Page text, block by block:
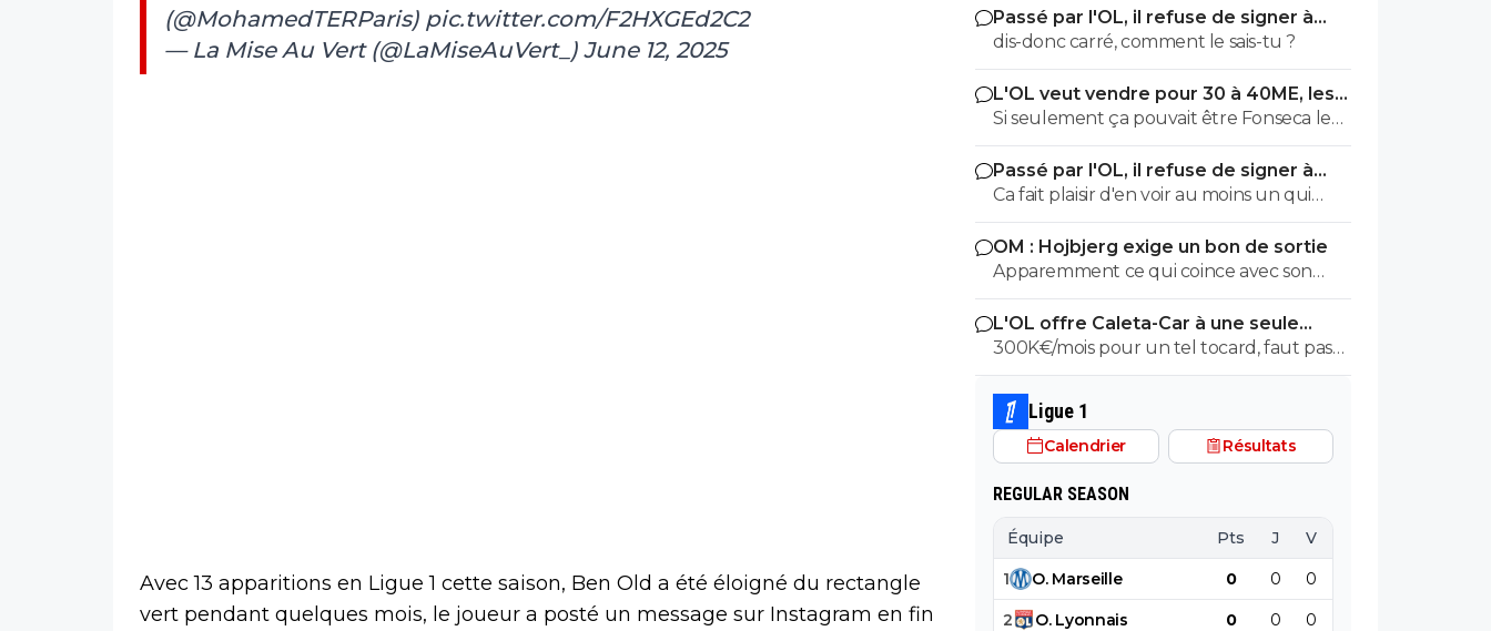
(@MohamedTERParis) pic.twitter.com/F2HXGEd2C2
— La Mise Au Vert (@LaMiseAuVert_) June 12, 2025
Avec 13 apparitions en Ligue 1 cette saison, Ben Old a été éloigné du rectangle
vert pendant quelques mois, le joueur a posté un message sur Instagram en fin
Passé par l'OL, il refuse de signer à
l'OM
dis-donc carré, comment le sais-tu ?
L'OL veut vendre pour 30 à 40ME, les
noms sortent
Si seulement ça pouvait être Fonseca le
premier foutu dehors, l'OL et ce très bon
effectif s'en porterait tout de suite mieux
Passé par l'OL, il refuse de signer à
l'OM
Ca fait plaisir d'en voir au moins un qui
suit... Les autres doivent être des abrutis
de supporters non ?
OM : Hojbjerg exige un bon de sortie
Apparemment ce qui coince avec son
transfert c'est son salaire. S'il veut vraiment
partir, il sait quoi faire.
L'OL offre Caleta-Car à une seule
condition
300K€/mois pour un tel tocard, faut pas
s'étonner d'être dans la merde.
Ligue 1
Calendrier Résultats
REGULAR SEASON
Équipe Pts J V
1 O. Marseille 0 0 0
2 O. Lyonnais 0 0 0